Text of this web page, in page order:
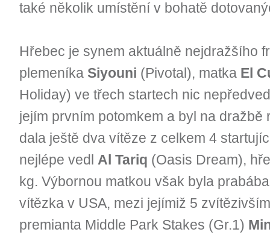
také několik umístění v bohatě
Hřebec je synem aktuálně nejdražšího
plemeníka Siyouni (Pivotal), matka El
Holiday) ve třech startech nic
jejím prvním potomkem a byl na dražbě
dala ještě dva vítěze z celkem 4
nejlépe vedl Al Tariq (Oasis Dream),
kg. Výbornou matkou však byla
vítězka v USA, mezi jejímiž 5
premianta Middle Park Stakes (Gr.1)